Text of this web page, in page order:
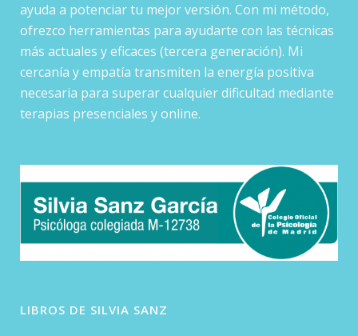
ayuda a potenciar tu mejor versión. Con mi método,
ofrezco herramientas para ayudarte con las técnicas
más actuales y eficaces (tercera generación). Mi
cercanía y empatía transmiten la energía positiva
necesaria para superar cualquier dificultad mediante
terapias presenciales y online.
LIBROS DE SILVIA SANZ